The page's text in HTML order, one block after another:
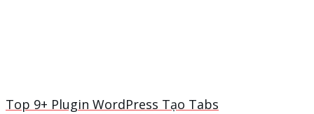
Top 9+ Plugin WordPress Tạo Tabs